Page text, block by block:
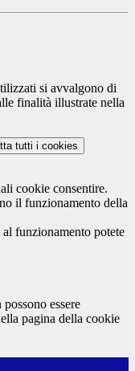
si avvalgono di
finalità illustrate nella
tutti i cookies
cookie consentire.
il funzionamento della
funzionamento potete
essere
pagina della cookie